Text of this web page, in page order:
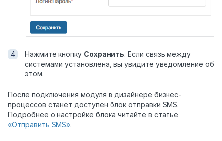
Нажмите кнопку Сохранить. Если связь между
системами установлена, вы увидите уведомление об
этом.
После подключения модуля в дизайнере бизнес-
процессов станет доступен блок отправки SMS.
Подробнее о настройке блока читайте в статье
«Отправить SMS».